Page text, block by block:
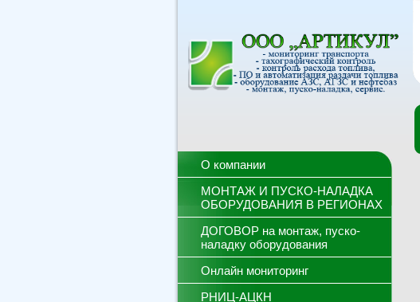
О компании
МОНТАЖ И ПУСКО-НАЛАДКА
ОБОРУДОВАНИЯ В РЕГИОНАХ
ДОГОВОР на монтаж, пуско-
наладку оборудования
Онлайн мониторинг
РНИЦ-АЦКН